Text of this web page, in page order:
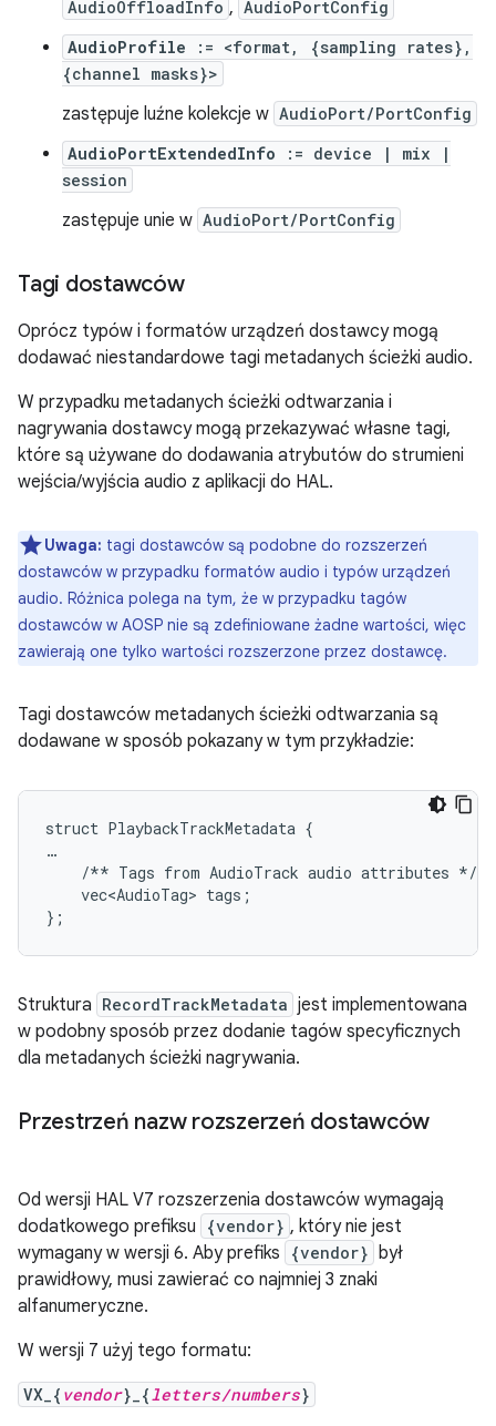
AudioOffloadInfo , AudioPortConfig
AudioProfile := <format, {sampling rates},
{channel masks}>
zastępuje luźne kolekcje w AudioPort/PortConfig
AudioPortExtendedInfo := device | mix |
session
zastępuje unie w AudioPort/PortConfig
Tagi dostawców
Oprócz typów i formatów urządzeń dostawcy mogą
dodawać niestandardowe tagi metadanych ścieżki audio.
W przypadku metadanych ścieżki odtwarzania i
nagrywania dostawcy mogą przekazywać własne tagi,
które są używane do dodawania atrybutów do strumieni
wejścia/wyjścia audio z aplikacji do HAL.
Uwaga: tagi dostawców są podobne do rozszerzeń
dostawców w przypadku formatów audio i typów urządzeń
audio. Różnica polega na tym, że w przypadku tagów
dostawców w AOSP nie są zdefiniowane żadne wartości, więc
zawierają one tylko wartości rozszerzone przez dostawcę.
Tagi dostawców metadanych ścieżki odtwarzania są
dodawane w sposób pokazany w tym przykładzie:
struct PlaybackTrackMetadata {
…
    /** Tags from AudioTrack audio attributes */
    vec<AudioTag> tags;
Struktura RecordTrackMetadata jest implementowana
w podobny sposób przez dodanie tagów specyficznych
dla metadanych ścieżki nagrywania.
Przestrzeń nazw rozszerzeń dostawców
Od wersji HAL V7 rozszerzenia dostawców wymagają
dodatkowego prefiksu
{vendor} , który nie jest
wymagany w wersji 6. Aby prefiks
{vendor}
był
prawidłowy, musi zawierać co najmniej 3 znaki
alfanumeryczne.
W wersji 7 użyj tego formatu:
VX_{ vendor}_{letters/numbers}